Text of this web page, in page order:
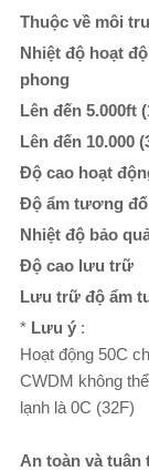
Thuộc về môi
Nhiệt độ hoạt
phong
Lên đến 5.000ft
Lên đến 10.000
Độ cao hoạt
Độ ẩm tương
Nhiệt độ bảo
Độ cao lưu trữ
Lưu trữ độ ẩm
* Lưu ý :
Hoạt động 50C
CWDM không
lạnh là 0C (32F)
An toàn và tuân